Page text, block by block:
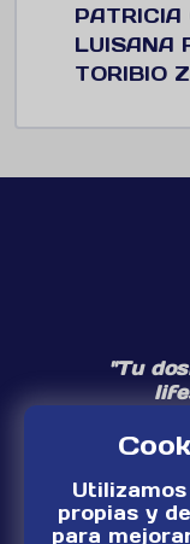
propias y
para
PATRICIA
LUISANA
TORIBIO
"Tu
Te